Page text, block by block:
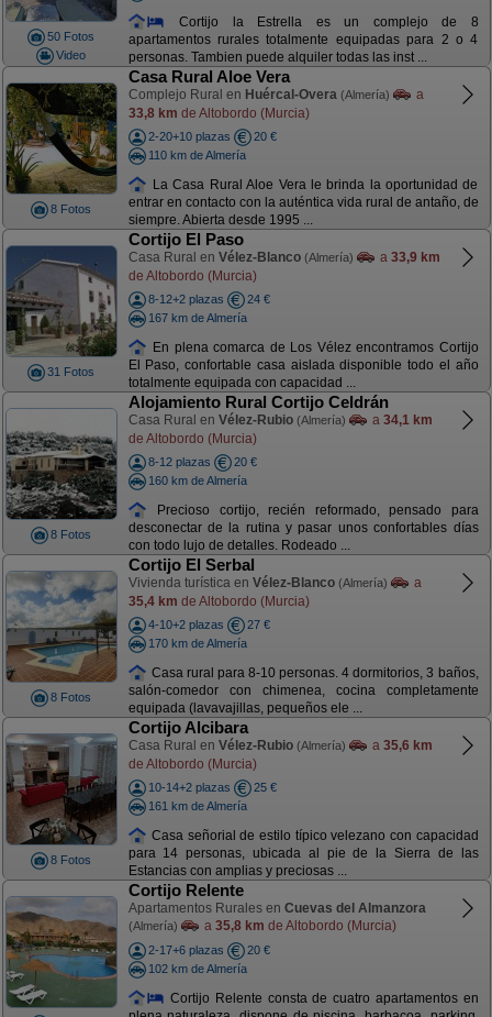
50 Fotos
Video
Cortijo la Estrella es un complejo de 8
apartamentos rurales totalmente equipadas para 2 o 4
personas. Tambien puede alquiler todas las inst ...
8 Fotos
Casa Rural Aloe Vera
Complejo Rural en Huércal-Overa (Almería)
a
33,8 km de Altobordo (Murcia)
2-20+10 plazas
20 €
110 km de Almería
La Casa Rural Aloe Vera le brinda la oportunidad de
entrar en contacto con la auténtica vida rural de antaño, de
siempre. Abierta desde 1995 ...
31 Fotos
Cortijo El Paso
Casa Rural en Vélez-Blanco (Almería) a 33,9 km
de Altobordo (Murcia)
8-12+2 plazas
24 €
167 km de Almería
En plena comarca de Los Vélez encontramos Cortijo
El Paso, confortable casa aislada disponible todo el año
totalmente equipada con capacidad ...
8 Fotos
Alojamiento Rural Cortijo Celdrán
Casa Rural en Vélez-Rubio (Almería) a 34,1 km
de Altobordo (Murcia)
8-12 plazas
20 €
160 km de Almería
Precioso cortijo, recién reformado, pensado para
desconectar de la rutina y pasar unos confortables días
con todo lujo de detalles. Rodeado ...
8 Fotos
Cortijo El Serbal
Vivienda turística en Vélez-Blanco (Almería)
a
35,4 km de Altobordo (Murcia)
4-10+2 plazas
27 €
170 km de Almería
Casa rural para 8-10 personas. 4 dormitorios, 3 baños,
salón-comedor con chimenea, cocina completamente
equipada (lavavajillas, pequeños ele ...
8 Fotos
Cortijo Alcibara
Casa Rural en Vélez-Rubio (Almería) a 35,6 km
de Altobordo (Murcia)
10-14+2 plazas
25 €
161 km de Almería
Casa señorial de estilo típico velezano con capacidad
para 14 personas, ubicada al pie de la Sierra de las
Estancias con amplias y preciosas ...
Cortijo Relente
Apartamentos Rurales en Cuevas del Almanzora
(Almería) a 35,8 km de Altobordo (Murcia)
2-17+6 plazas
20 €
102 km de Almería
Cortijo Relente consta de cuatro apartamentos en